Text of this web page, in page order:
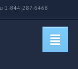
1-844-287-6468